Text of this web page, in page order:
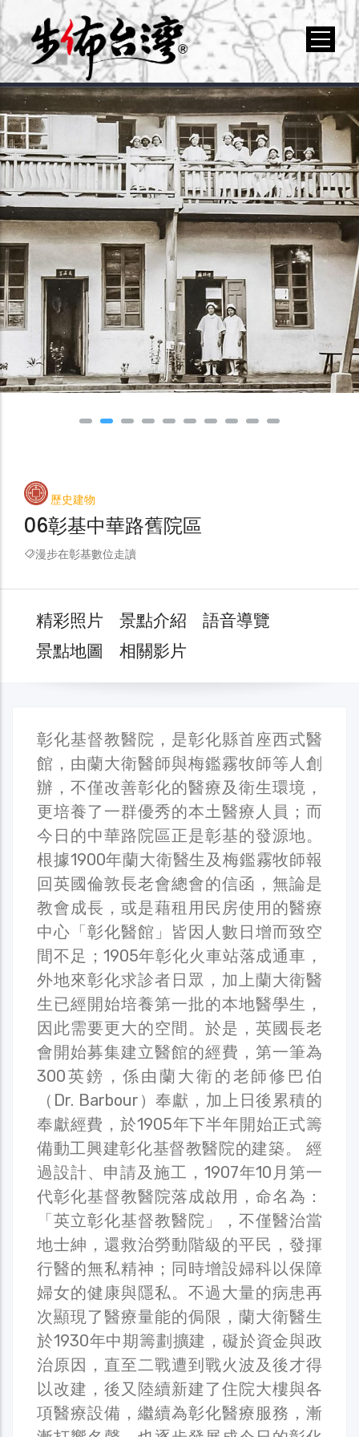
歷史建物
06彰基中華路舊院區
漫步在彰基數位走讀
精彩照片 景點介紹
語音導覽
景點地圖
相關影片
彰化基督教醫院，是彰化縣首座西式醫
館，由蘭大衛醫師與梅鑑霧牧師等人創
辦，不僅改善彰化的醫療及衛生環境，
更培養了一群優秀的本土醫療人員；而
今日的中華路院區正是彰基的發源地。
根據1900年蘭大衛醫生及梅鑑霧牧師報
回英國倫敦長老會總會的信函，無論是
教會成長，或是藉租用民房使用的醫療
中心「彰化醫館」皆因人數日增而致空
間不足；1905年彰化火車站落成通車，
外地來彰化求診者日眾，加上蘭大衛醫
生已經開始培養第一批的本地醫學生，
因此需要更大的空間。於是，英國長老
會開始募集建立醫館的經費，第一筆為
300英鎊，係由蘭大衛的老師修巴伯
（Dr. Barbour）奉獻，加上日後累積的
奉獻經費，於1905年下半年開始正式籌
備動工興建彰化基督教醫院的建築。 經
過設計、申請及施工，1907年10月第一
代彰化基督教醫院落成啟用，命名為：
「英立彰化基督教醫院」，不僅醫治當
地士紳，還救治勞動階級的平民，發揮
行醫的無私精神；同時增設婦科以保障
婦女的健康與隱私。不過大量的病患再
次顯現了醫療量能的侷限，蘭大衛醫生
於1930年中期籌劃擴建，礙於資金與政
治原因，直至二戰遭到戰火波及後才得
以改建，後又陸續新建了住院大樓與各
項醫療設備，繼續為彰化醫療服務，漸